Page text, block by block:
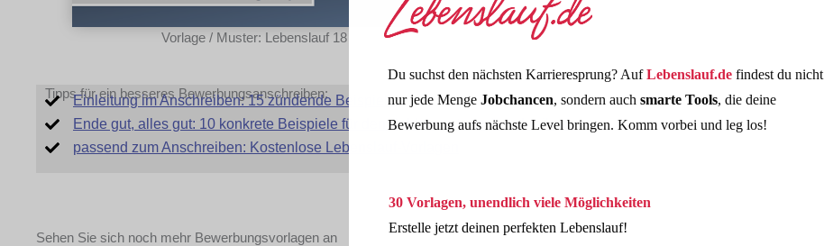
Vorlage / Muster: Lebenslauf 18
Tipps für ein besseres Bewerbungsanschreiben:
Einleitung im Anschreiben: 15 zündende Beispiele
Ende gut, alles gut: 10 konkrete Beispiele für den Schlusssatz im Anschreiben
passend zum Anschreiben: Kostenlose Lebenslauf-Vorlagen
Sehen Sie sich noch mehr Bewerbungsvorlagen an
Du suchst den nächsten Karrieresprung? AufLebenslauf.de findest du nicht
nur jede Menge Jobchancen, sondern auch smarte Tools, die deine
Bewerbung aufs nächste Level bringen. Komm vorbei und leg los!
30 Vorlagen, unendlich viele Möglichkeiten
Erstelle jetzt deinen perfekten Lebenslauf!